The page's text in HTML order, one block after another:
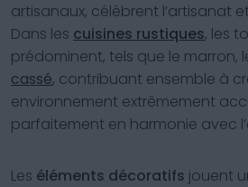
artisanaux, célèbrent l’artisanat
Dans les cuisines rustiques, les
prédominent, tels que le marron,
cassé, contribuant ensemble à
environnement extrêmement
parfaitement en harmonie avec
Les éléments décoratifs jouent